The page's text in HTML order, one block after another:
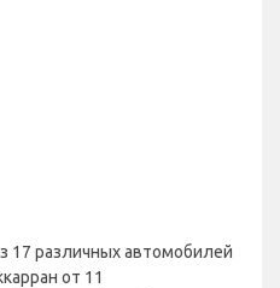
17 различных автомобилей
от 11